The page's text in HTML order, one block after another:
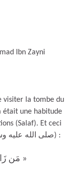
Ibn Zayni
visiter la tombe du
(Salaf). Et ceci
conformément au Hadîth du Prophète (صلى الله عليه وسلم) :
« مَن زَارَ قَبْرِي وَجَبَتْ لَهُ شَفَاعَتِي »